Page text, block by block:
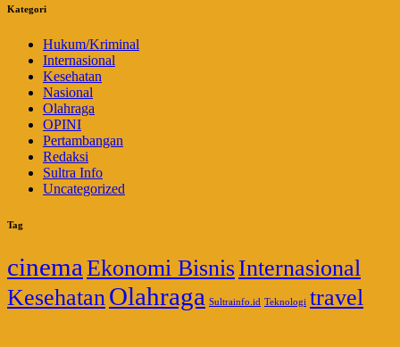
Kategori
Hukum/Kriminal
Internasional
Kesehatan
Nasional
Olahraga
OPINI
Pertambangan
Redaksi
Sultra Info
Uncategorized
Tag
cinema Ekonomi BisnisInternasional
KesehatanOlahraga Sultrainfo.id Teknologi travel